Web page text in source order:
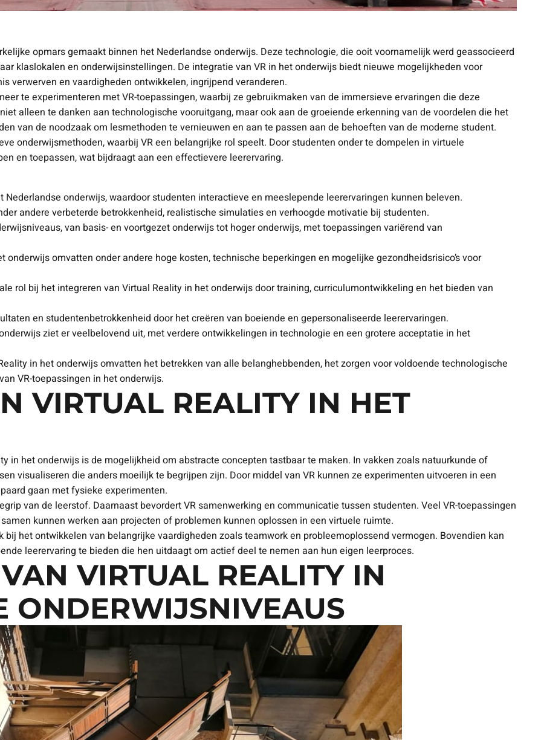
opmars gemaakt binnen het Nederlandse onderwijs. Deze technologie, die ooit voornamelijk werd geassocieerd
klaslokalen en onderwijsinstellingen. De integratie van VR in het onderwijs biedt nieuwe mogelijkheden voor
verwerven en vaardigheden ontwikkelen, ingrijpend veranderen.
te experimenteren met VR-toepassingen, waarbij ze gebruikmaken van de immersieve ervaringen die deze
alleen te danken aan technologische vooruitgang, maar ook aan de groeiende erkenning van de voordelen die het
van de noodzaak om lesmethoden te vernieuwen en aan te passen aan de behoeften van de moderne student.
onderwijsmethoden, waarbij VR een belangrijke rol speelt. Door studenten onder te dompelen in virtuele
en toepassen, wat bijdraagt aan een effectievere leerervaring.
onderwijs, waardoor studenten interactieve en meeslepende leerervaringen kunnen beleven.
andere verbeterde betrokkenheid, realistische simulaties en verhoogde motivatie bij studenten.
van basis- en voortgezet onderwijs tot hoger onderwijs, met toepassingen variërend van
omvatten onder andere hoge kosten, technische beperkingen en mogelijke gezondheidsrisico’s voor
rol bij het integreren van Virtual Reality in het onderwijs door training, curriculumontwikkeling en het bieden van
en studentenbetrokkenheid door het creëren van boeiende en gepersonaliseerde leerervaringen.
ziet er veelbelovend uit, met verdere ontwikkelingen in technologie en een grotere acceptatie in het
in het onderwijs omvatten het betrekken van alle belanghebbenden, het zorgen voor voldoende technologische
VR-toepassingen in het onderwijs.
VIRTUAL REALITY IN HET
in het onderwijs is de mogelijkheid om abstracte concepten tastbaar te maken. In vakken zoals natuurkunde of
visualiseren die anders moeilijk te begrijpen zijn. Door middel van VR kunnen ze experimenten uitvoeren in een
gaan met fysieke experimenten.
van de leerstof. Daarnaast bevordert VR samenwerking en communicatie tussen studenten. Veel VR-toepassingen
kunnen werken aan projecten of problemen kunnen oplossen in een virtuele ruimte.
het ontwikkelen van belangrijke vaardigheden zoals teamwork en probleemoplossend vermogen. Bovendien kan
leerervaring te bieden die hen uitdaagt om actief deel te nemen aan hun eigen leerproces.
VIRTUAL REALITY IN
ONDERWIJSNIVEAUS